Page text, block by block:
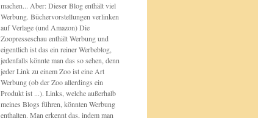
machen... Aber: Dieser Blog enthält viel
Werbung. Büchervorstellungen verlinken
auf Verlage (und Amazon) Die
Zoopresseschau enthält Werbung und
eigentlich ist das ein reiner Werbeblog,
jedenfalls könnte man das so sehen, denn
jeder Link zu einem Zoo ist eine Art
Werbung (ob der Zoo allerdings ein
Produkt ist ...). Links, welche außerhalb
meines Blogs führen, könnten Werbung
enthalten. Man erkennt das, indem man